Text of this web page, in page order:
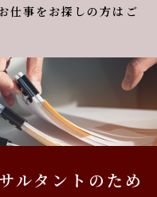
お探しの方はご
ルタントのため